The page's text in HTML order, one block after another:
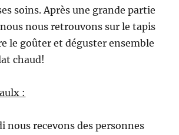
soins. Après une grande partie
nous retrouvons sur le tapis
le goûter et déguster ensemble
chaud!
:
nous recevons des personnes